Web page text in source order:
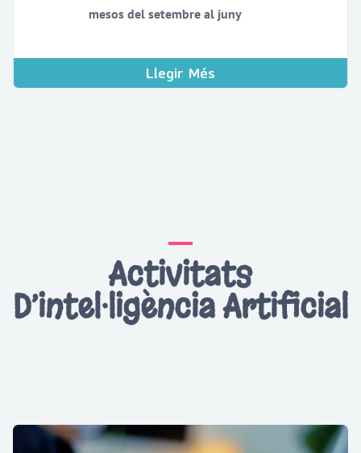
mesos del setembre al juny
Llegir Més
Activitats
D’intel·ligència Artificial